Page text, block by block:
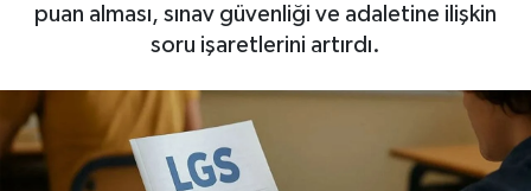
puan alması, sınav güvenliği ve adaletine ilişkin
soru işaretlerini artırdı.
Gayrimenkul
Spor